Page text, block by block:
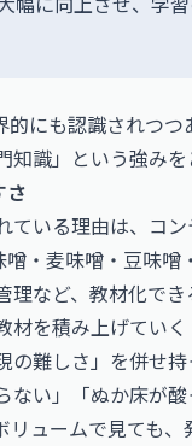
にも認識されつ
識」という強み
さ
いる理由は、コ
・麦味噌・豆味
など、教材化で
を積み上げてい
の難しさ」を併せ
ない」「ぬか床が
ュームで見ても